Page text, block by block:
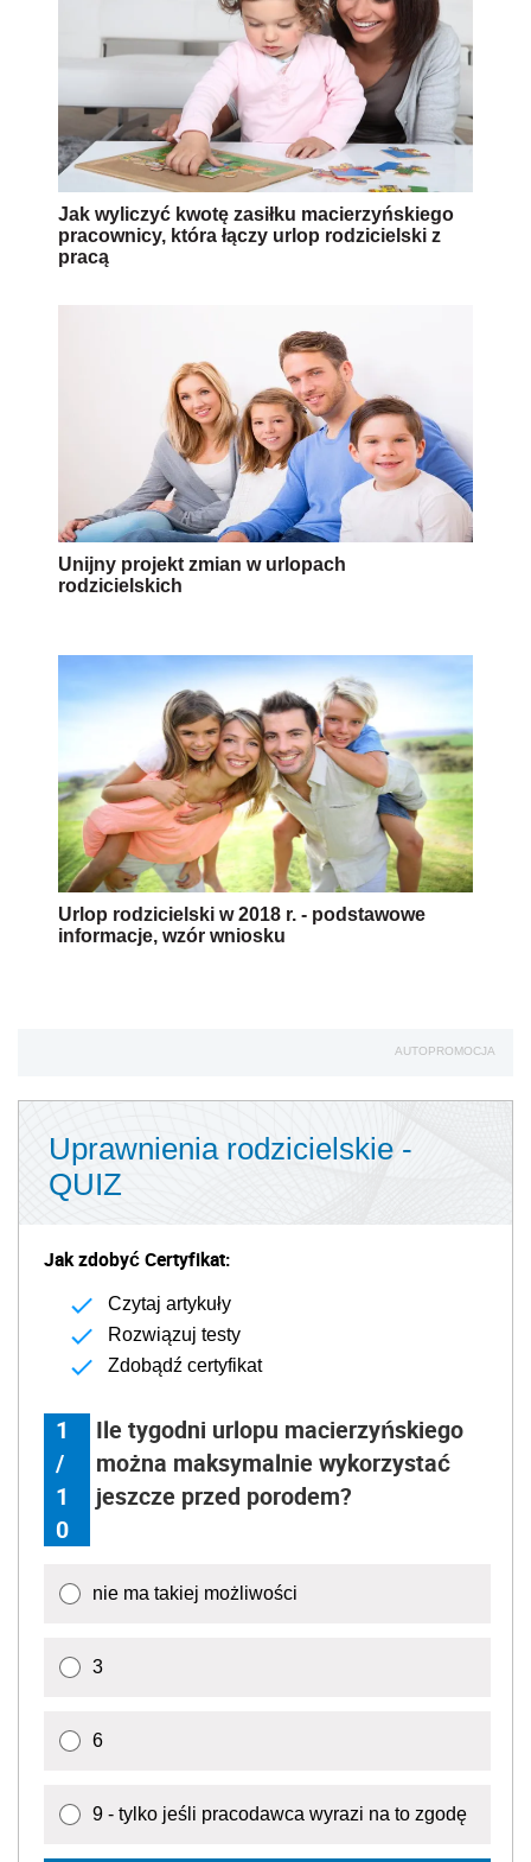
Jak wyliczyć kwotę zasiłku macierzyńskiego
pracownicy, która łączy urlop rodzicielski z
pracą
Unijny projekt zmian w urlopach
rodzicielskich
Urlop rodzicielski w 2018 r. - podstawowe
informacje, wzór wniosku
AUTOPROMOCJA
Uprawnienia rodzicielskie -
QUIZ
Jak zdobyć Certyfikat:
Czytaj artykuły
Rozwiązuj testy
Zdobądź certyfikat
1
/
1
0
Ile tygodni urlopu macierzyńskiego
można maksymalnie wykorzystać
jeszcze przed porodem?
nie ma takiej możliwości
3
6
9 - tylko jeśli pracodawca wyrazi na to zgodę